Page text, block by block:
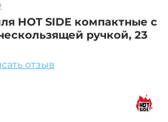
HOT SIDE компактные с
ручкой, 23
отзыв